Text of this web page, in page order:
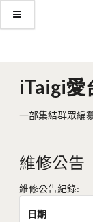
iTaigi愛
一部集結群眾編
維修公告
維修公告紀錄:
日期